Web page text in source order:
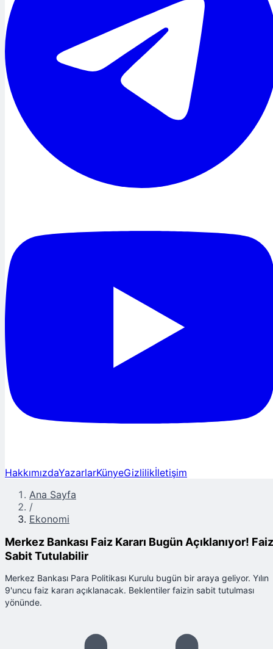
HakkımızdaYazarlarKünyeGizlilikİletişim
Ana Sayfa
/
Ekonomi
Merkez Bankası Faiz Kararı Bugün Açıklanıyor! Faiz
Sabit Tutulabilir
Merkez Bankası Para Politikası Kurulu bugün bir araya geliyor. Yılın
9'uncu faiz kararı açıklanacak. Beklentiler faizin sabit tutulması
yönünde.